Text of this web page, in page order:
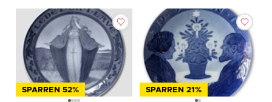
SPARREN 52% SPARREN 21%